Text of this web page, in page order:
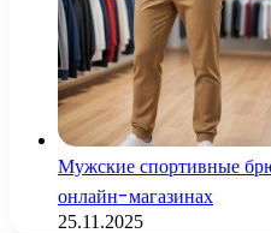
Мужские спортивные
онлайн-магазинах
25.11.2025